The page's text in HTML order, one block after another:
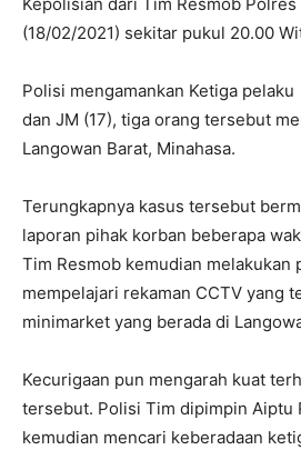
(18/02/2021) sekitar pukul 20.00
Polisi mengamankan Ketiga pelaku
dan JM (17), tiga orang tersebut
Langowan Barat, Minahasa.
Terungkapnya kasus tersebut
laporan pihak korban beberapa
Tim Resmob kemudian melakukan
mempelajari rekaman CCTV yang
minimarket yang berada di
Kecurigaan pun mengarah kuat
tersebut. Polisi Tim dipimpin Aiptu
kemudian mencari keberadaan